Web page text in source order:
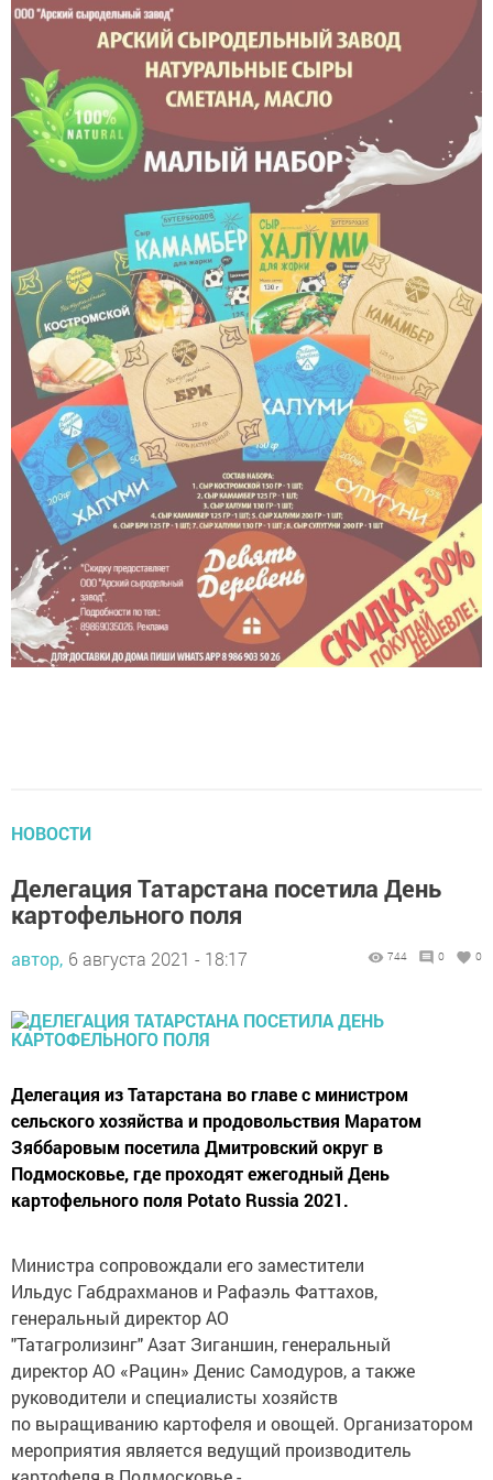
НОВОСТИ
Делегация Татарстана посетила День
картофельного поля
автор, 6 августа 2021 - 18:17 744 0 0
Делегация из Татарстана во главе с министром
сельского хозяйства и продовольствия Маратом
Зяббаровым посетила Дмитровский округ в
Подмосковье, где проходят ежегодный День
картофельного поля Potato Russia 2021.
Министра сопровождали его заместители
Ильдус Габдрахманов и Рафаэль Фаттахов,
генеральный директор АО
"Татагролизинг" Азат Зиганшин, генеральный
директор АО «Рацин» Денис Самодуров, а также
руководители и специалисты хозяйств
по выращиванию картофеля и овощей. Организатором
мероприятия является ведущий производитель